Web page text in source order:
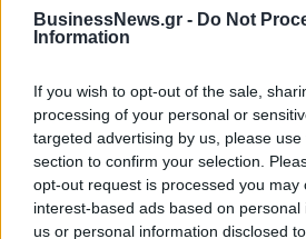
BusinessNews.gr - Do Not
Information
If you wish to opt-out of the sale,
processing of your personal or
targeted advertising by us, please
section to confirm your selection.
opt-out request is processed you may
interest-based ads based on
us or personal information disclosed
ΠΕΡΙΣΣΌΤΕΡΑ ΣΕ ΑΥΤΉ